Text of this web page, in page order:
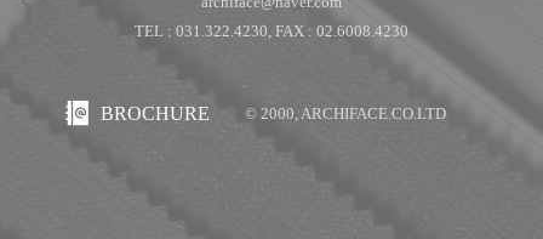
TEL : 031.322.4230, FAX : 02.6008.4230
BROCHURE © 2000, ARCHIFACE.CO.LTD